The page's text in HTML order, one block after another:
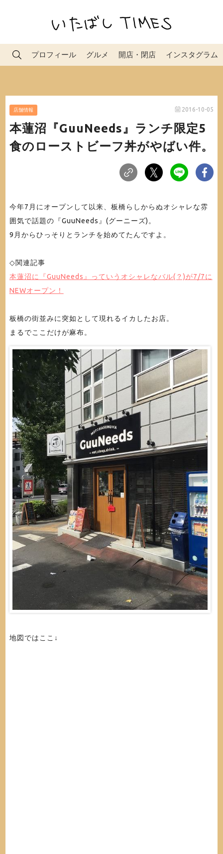
プロフィール グルメ 開店・閉店 インスタグラム
店舗情報 2016-10-05
本蓮沼『GuuNeeds』ランチ限定5
食のローストビーフ丼がやばい件。
今年7月にオープンして以来、板橋らしからぬオシャレな雰
囲気で話題の『GuuNeeds』(グーニーズ)。
9月からひっそりとランチを始めてたんですよ。
◇関連記事
本蓮沼に『GuuNeeds』っていうオシャレなバル(？)が7/7に
NEWオープン！
板橋の街並みに突如として現れるイカしたお店。
まるでここだけが麻布。
地図ではここ↓